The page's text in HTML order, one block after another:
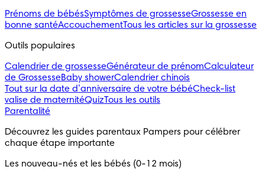
Prénoms de bébésSymptômes de grossesseGrossesse en
bonne santéAccouchementTous les articles sur la grossesse
Outils populaires
Calendrier de grossesseGénérateur de prénomCalculateur
de GrossesseBaby showerCalendrier chinois
Tout sur la date d’anniversaire de votre bébéCheck-list
valise de maternitéQuizTous les outils
Parentalité
Découvrez les guides parentaux Pampers pour célébrer
chaque étape importante
Les nouveau-nés et les bébés (0-12 mois)